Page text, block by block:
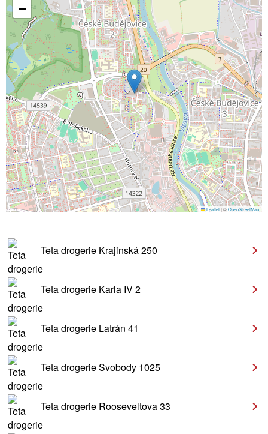
−
Leaflet|©OpenStreetMap
Teta drogerie Krajinská 250
Teta drogerie Karla IV 2
Teta drogerie Latrán 41
Teta drogerie Svobody 1025
Teta drogerie Rooseveltova 33